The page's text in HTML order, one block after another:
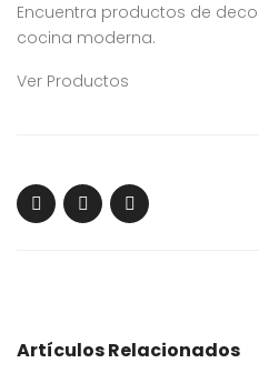
Encuentra productos de
cocina moderna.
Ver Productos
Artículos Relacionados